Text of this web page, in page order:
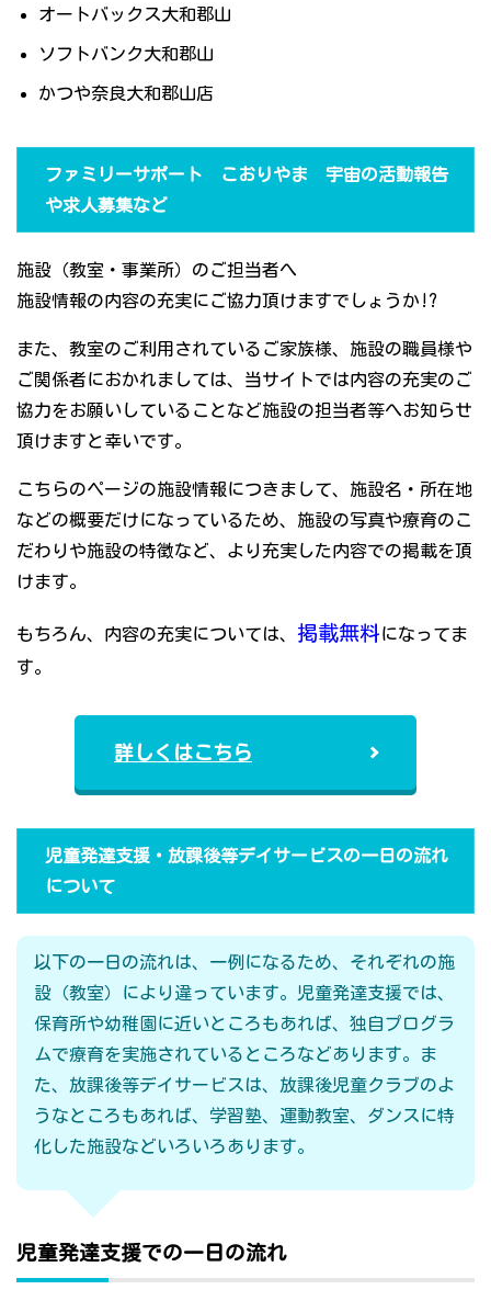
オートバックス大和郡山
ソフトバンク大和郡山
かつや奈良大和郡山店
ファミリーサポート こおりやま 宇宙の活動報告
や求人募集など
施設（教室・事業所）のご担当者へ
施設情報の内容の充実にご協力頂けますでしょうか!?
また、教室のご利用されているご家族様、施設の職員様や
ご関係者におかれましては、当サイトでは内容の充実のご
協力をお願いしていることなど施設の担当者等へお知らせ
頂けますと幸いです。
こちらのページの施設情報につきまして、施設名・所在地
などの概要だけになっているため、施設の写真や療育のこ
だわりや施設の特徴など、より充実した内容での掲載を頂
けます。
もちろん、内容の充実については、 掲載無料になってま
す。
詳しくはこちら
児童発達支援・放課後等デイサービスの一日の流れ
について
以下の一日の流れは、一例になるため、それぞれの施
設（教室）により違っています。児童発達支援では、
保育所や幼稚園に近いところもあれば、独自プログラ
ムで療育を実施されているところなどあります。ま
た、放課後等デイサービスは、放課後児童クラブのよ
うなところもあれば、学習塾、運動教室、ダンスに特
化した施設などいろいろあります。
児童発達支援での一日の流れ